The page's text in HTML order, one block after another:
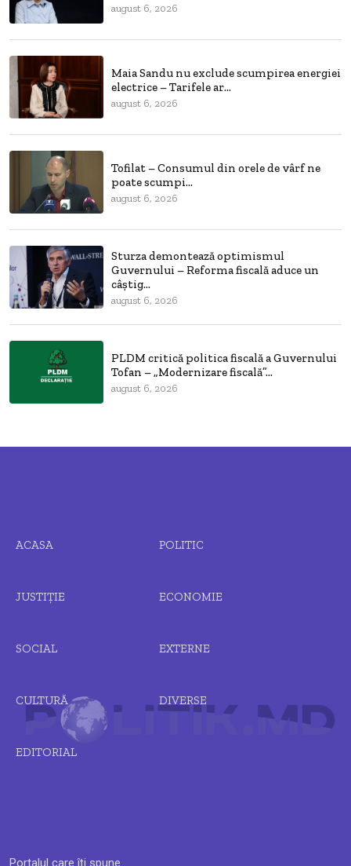
august 6, 2026
Maia Sandu nu exclude scumpirea energiei
electrice – Tarifele ar...
august 6, 2026
Tofilat – Consumul din orele de vârf ne
poate scumpi...
august 6, 2026
Sturza demontează optimismul
Guvernului – Reforma fiscală aduce un
câștig...
august 6, 2026
PLDM critică politica fiscală a Guvernului
Tofan – „Modernizare fiscală”...
august 6, 2026
Portalul care îți spune
ACASA POLITIC
JUSTIȚIE ECONOMIE
SOCIAL EXTERNE
CULTURĂ DIVERSE
EDITORIAL